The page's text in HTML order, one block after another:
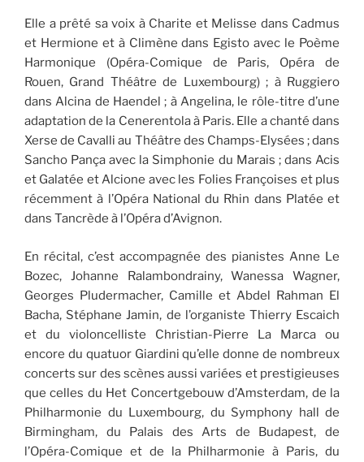
Elle a prêté sa voix à Charite et Melisse dans Cadmus
et Hermione et à Climène dans Egisto avec le Poème
Harmonique (Opéra-Comique de Paris, Opéra de
Rouen, Grand Théâtre de Luxembourg) ; à Ruggiero
dans Alcina de Haendel ; à Angelina, le rôle-titre d’une
adaptation de la Cenerentola à Paris. Elle a chanté dans
Xerse de Cavalli au Théâtre des Champs-Elysées ; dans
Sancho Pança avec la Simphonie du Marais ; dans Acis
et Galatée et Alcione avec les Folies Françoises et plus
récemment à l’Opéra National du Rhin dans Platée et
dans Tancrède à l’Opéra d’Avignon.
En récital, c’est accompagnée des pianistes Anne Le
Bozec, Johanne Ralambondrainy, Wanessa Wagner,
Georges Pludermacher, Camille et Abdel Rahman El
Bacha, Stéphane Jamin, de l’organiste Thierry Escaich
et du violoncelliste Christian-Pierre La Marca ou
encore du quatuor Giardini qu’elle donne de nombreux
concerts sur des scènes aussi variées et prestigieuses
que celles du Het Concertgebouw d’Amsterdam, de la
Philharmonie du Luxembourg, du Symphony hall de
Birmingham, du Palais des Arts de Budapest, de
l’Opéra-Comique et de la Philharmonie à Paris, du